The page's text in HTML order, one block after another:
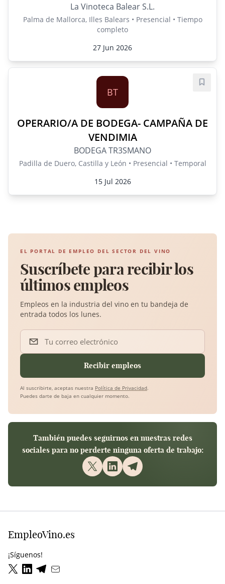
La Vinoteca Balear S.L.
Palma de Mallorca, Illes Balears • Presencial • Tiempo
completo
27 Jun 2026
BT
OPERARIO/A DE BODEGA- CAMPAÑA DE
VENDIMIA
BODEGA TR3SMANO
Padilla de Duero, Castilla y León • Presencial • Temporal
15 Jul 2026
EL PORTAL DE EMPLEO DEL SECTOR DEL VINO
Suscríbete para recibir los
últimos empleos
Empleos en la industria del vino en tu bandeja de
entrada todos los lunes.
Tu correo electrónico
Recibir empleos
Al suscribirte, aceptas nuestra Política de Privacidad.
Puedes darte de baja en cualquier momento.
También puedes seguirnos en nuestras redes
sociales para no perderte ninguna oferta de trabajo:
EmpleoVino.es
¡Síguenos!